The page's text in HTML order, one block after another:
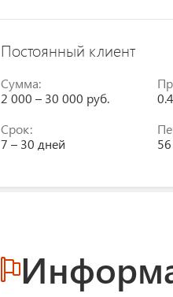
Постоянный клиент
Сумма:
2 000 – 30 000 руб.
Срок:
7 – 30 дней